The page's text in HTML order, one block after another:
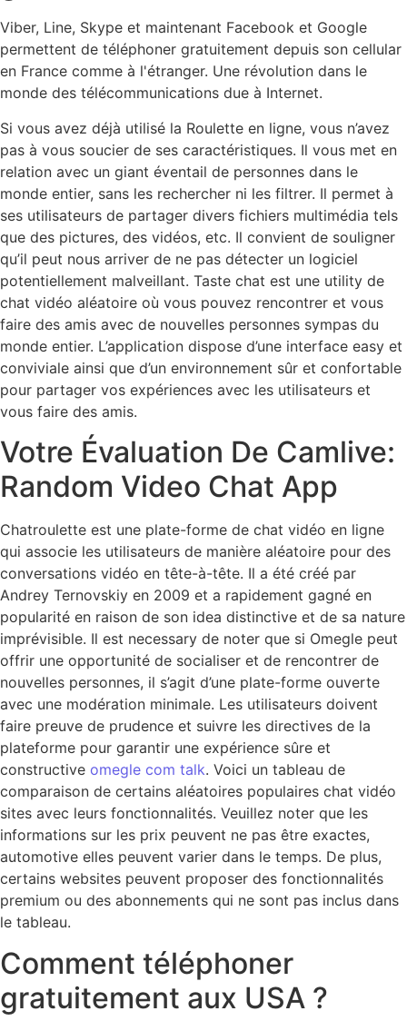
Viber, Line, Skype et maintenant Facebook et Google
permettent de téléphoner gratuitement depuis son cellular
en France comme à l'étranger. Une révolution dans le
monde des télécommunications due à Internet.
Si vous avez déjà utilisé la Roulette en ligne, vous n’avez
pas à vous soucier de ses caractéristiques. Il vous met en
relation avec un giant éventail de personnes dans le
monde entier, sans les rechercher ni les filtrer. Il permet à
ses utilisateurs de partager divers fichiers multimédia tels
que des pictures, des vidéos, etc. Il convient de souligner
qu’il peut nous arriver de ne pas détecter un logiciel
potentiellement malveillant. Taste chat est une utility de
chat vidéo aléatoire où vous pouvez rencontrer et vous
faire des amis avec de nouvelles personnes sympas du
monde entier. L’application dispose d’une interface easy et
conviviale ainsi que d’un environnement sûr et confortable
pour partager vos expériences avec les utilisateurs et
vous faire des amis.
Votre Évaluation De Camlive:
Random Video Chat App
Chatroulette est une plate-forme de chat vidéo en ligne
qui associe les utilisateurs de manière aléatoire pour des
conversations vidéo en tête-à-tête. Il a été créé par
Andrey Ternovskiy en 2009 et a rapidement gagné en
popularité en raison de son idea distinctive et de sa nature
imprévisible. Il est necessary de noter que si Omegle peut
offrir une opportunité de socialiser et de rencontrer de
nouvelles personnes, il s’agit d’une plate-forme ouverte
avec une modération minimale. Les utilisateurs doivent
faire preuve de prudence et suivre les directives de la
plateforme pour garantir une expérience sûre et
constructive omegle com talk. Voici un tableau de
comparaison de certains aléatoires populaires chat vidéo
sites avec leurs fonctionnalités. Veuillez noter que les
informations sur les prix peuvent ne pas être exactes,
automotive elles peuvent varier dans le temps. De plus,
certains websites peuvent proposer des fonctionnalités
premium ou des abonnements qui ne sont pas inclus dans
le tableau.
Comment téléphoner
gratuitement aux USA ?